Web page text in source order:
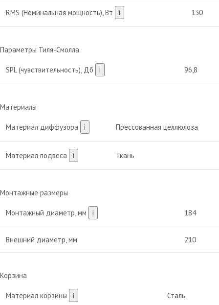
RMS (Номинальная мощность), Вт i 130
Параметры Тиля-Смолла
SPL (чувствительность), Дб i 96,8
Материалы
Материал диффузора i Прессованная целлюлоза
Материал подвеса i Ткань
Монтажные размеры
Монтажный диаметр, мм i 184
Внешний диаметр, мм 210
Корзина
Материал корзины i Сталь